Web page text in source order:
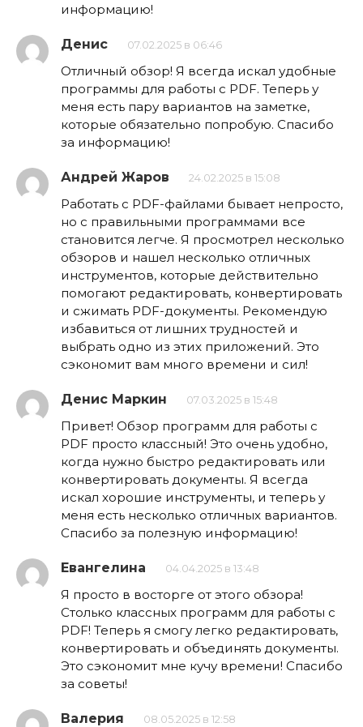
информацию!
Денис 07.02.2025 в 06:46
Отличный обзор! Я всегда искал удобные
программы для работы с PDF. Теперь у
меня есть пару вариантов на заметке,
которые обязательно попробую. Спасибо
за информацию!
Андрей Жаров 24.02.2025 в 15:08
Работать с PDF-файлами бывает непросто,
но с правильными программами все
становится легче. Я просмотрел несколько
обзоров и нашел несколько отличных
инструментов, которые действительно
помогают редактировать, конвертировать
и сжимать PDF-документы. Рекомендую
избавиться от лишних трудностей и
выбрать одно из этих приложений. Это
сэкономит вам много времени и сил!
Денис Маркин 07.03.2025 в 15:48
Привет! Обзор программ для работы с
PDF просто классный! Это очень удобно,
когда нужно быстро редактировать или
конвертировать документы. Я всегда
искал хорошие инструменты, и теперь у
меня есть несколько отличных вариантов.
Спасибо за полезную информацию!
Евангелина 04.04.2025 в 13:48
Я просто в восторге от этого обзора!
Столько классных программ для работы с
PDF! Теперь я смогу легко редактировать,
конвертировать и объединять документы.
Это сэкономит мне кучу времени! Спасибо
за советы!
Валерия 08.05.2025 в 12:58